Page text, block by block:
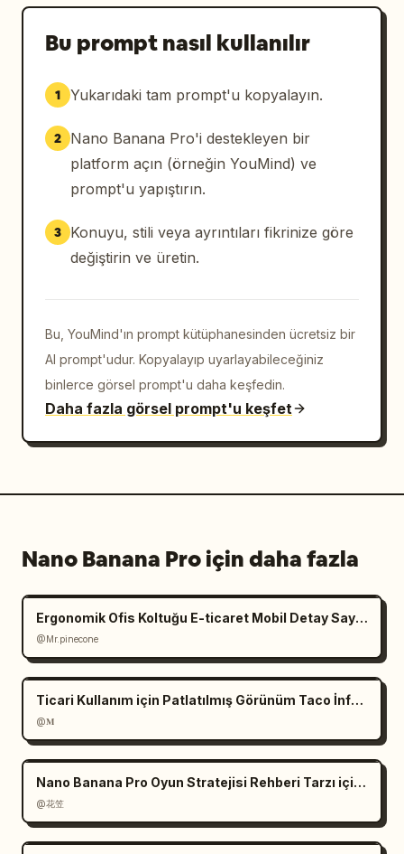
Bu prompt nasıl kullanılır
1 Yukarıdaki tam prompt'u kopyalayın.
2
Nano Banana Pro'i destekleyen bir
platform açın (örneğin YouMind) ve
prompt'u yapıştırın.
3
Konuyu, stili veya ayrıntıları fikrinize göre
değiştirin ve üretin.
Bu, YouMind'ın prompt kütüphanesinden ücretsiz bir
AI prompt'udur. Kopyalayıp uyarlayabileceğiniz
binlerce görsel prompt'u daha keşfedin.
Daha fazla görsel prompt'u keşfet
Nano Banana Pro için daha fazla
Ergonomik Ofis Koltuğu E-ticaret Mobil Detay Sayfası
@Mr.pinecone
Ticari Kullanım için Patlatılmış Görünüm Taco İnfografiği
@𝐌
Nano Banana Pro Oyun Stratejisi Rehberi Tarzı için İstek
@花笠